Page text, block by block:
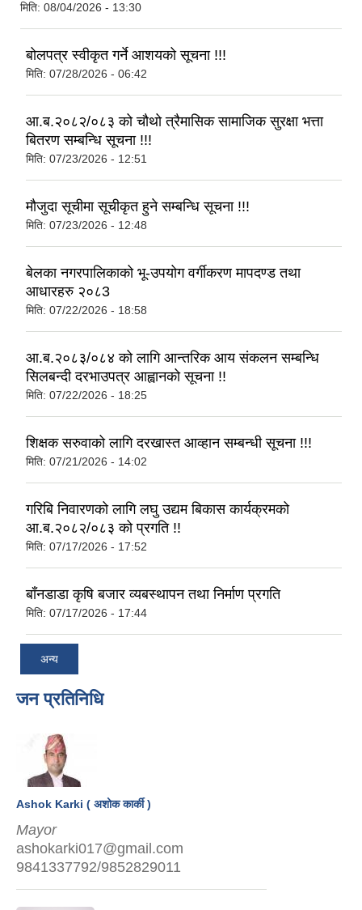
मिति: 08/04/2026 - 13:30
बोलपत्र स्वीकृत गर्ने आशयको सूचना !!!
मिति: 07/28/2026 - 06:42
आ.ब.२०८२/०८३ को चौथो त्रैमासिक सामाजिक सुरक्षा भत्ता
बितरण सम्बन्धि सूचना !!!
मिति: 07/23/2026 - 12:51
मौजुदा सूचीमा सूचीकृत हुने सम्बन्धि सूचना !!!
मिति: 07/23/2026 - 12:48
बेलका नगरपालिकाको भू-उपयोग वर्गीकरण मापदण्ड तथा
आधारहरु २०८3
मिति: 07/22/2026 - 18:58
आ.ब.२०८३/०८४ को लागि आन्तरिक आय संकलन सम्बन्धि
सिलबन्दी दरभाउपत्र आह्वानको सूचना !!
मिति: 07/22/2026 - 18:25
शिक्षक सरुवाको लागि दरखास्त आव्हान सम्बन्धी सूचना !!!
मिति: 07/21/2026 - 14:02
गरिबि निवारणको लागि लघु उद्यम बिकास कार्यक्रमको
आ.ब.२०८२/०८३ को प्रगति !!
मिति: 07/17/2026 - 17:52
बाँनडाडा कृषि बजार व्यबस्थापन तथा निर्माण प्रगति
मिति: 07/17/2026 - 17:44
अन्य
जन प्रतिनिधि
Ashok Karki ( अशोक कार्की )
Mayor
ashokarki017@gmail.com
9841337792/9852829011